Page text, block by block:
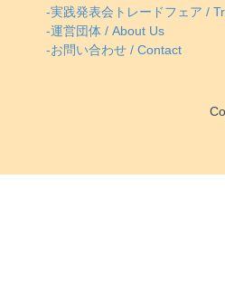
-実践発表会トレードフェア /
-運営団体 / About Us
-お問い合わせ / Contact